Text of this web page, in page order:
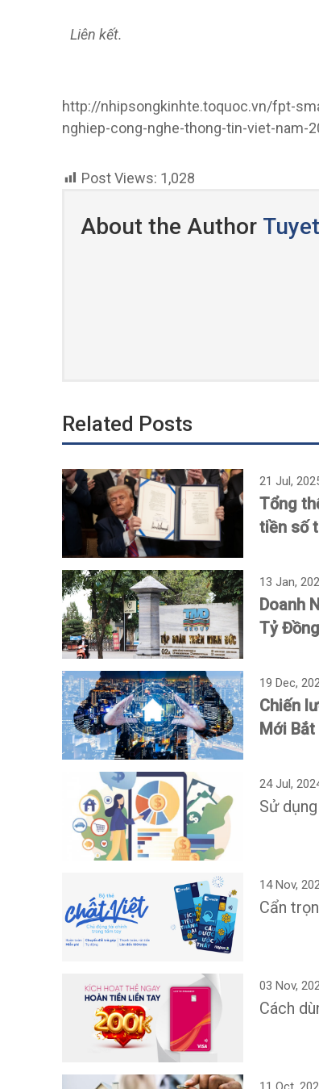
Liên kết.
http://nhipsongkinhte.toquoc.vn/fpt-
nghiep-cong-nghe-thong-tin-viet-nam-
Post Views: 1,028
About the Author
Related Posts
21 Jul,
Tổng
tiền số
13 Jan,
Doanh
Tỷ
19 Dec,
Chiến
Mới
24 Jul,
Sử
14 Nov,
Cẩn
03 Nov,
Cách